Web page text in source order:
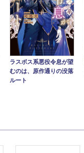
ラスボス系悪役令息が望
むのは、原作通りの没落
ルート